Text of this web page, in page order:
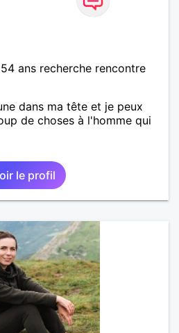
ans recherche rencontre
dans ma tête et je peux
de choses à l'homme qui
le profil